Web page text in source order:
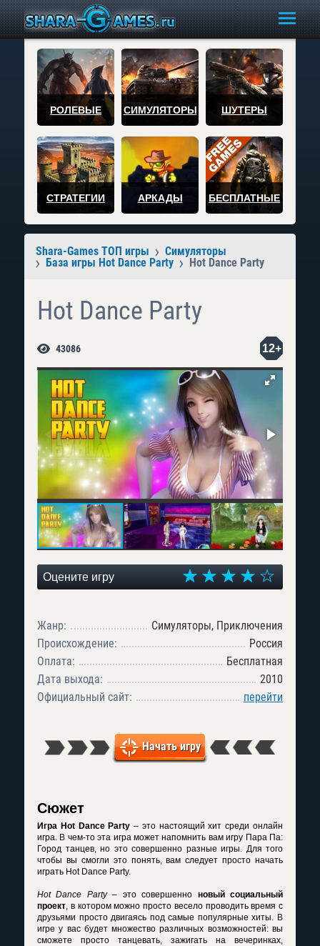
РОЛЕВЫЕ СИМУЛЯТОРЫ ШУТЕРЫ
СТРАТЕГИИ АРКАДЫ БЕСПЛАТНЫЕ
Shara-Games ТОП игры
Симуляторы
База игры Hot Dance Party
Hot Dance Party
Hot Dance Party
43086 12+
Оцените игру
Жанр:
Симуляторы, Приключения
Происхождение:
Россия
Оплата:
Бесплатная
Дата выхода:
2010
Официальный сайт:
перейти
Начать игру
Сюжет
Игра Hot Dance Party – это настоящий хит среди онлайн
игра. В чем-то эта игра может напомнить вам игру Пара Па:
Город танцев, но это совершенно разные игры. Для того
чтобы вы смогли это понять, вам следует просто начать
играть Hot Dance Party.
Hot Dance Party– это совершенно новый социальный
проект, в котором можно просто весело проводить время с
друзьями просто двигаясь под самые популярные хиты. В
игре у вас будет множество различных возможностей: вы
сможете просто танцевать, зажигать на вечеринках,